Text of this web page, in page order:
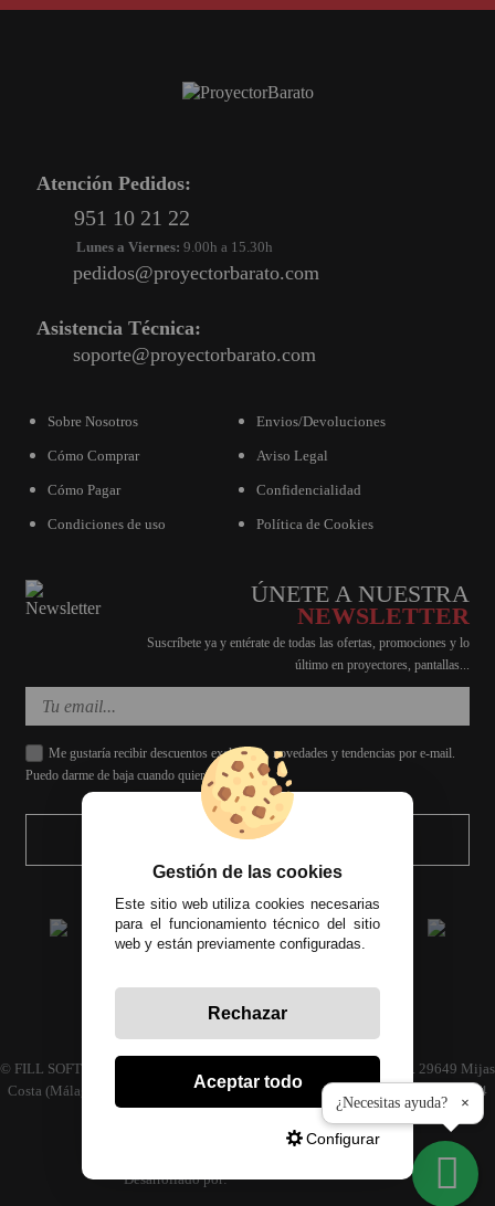
Atención Pedidos:
951 10 21 22
Lunes a Viernes: 9.00h a 15.30h
pedidos@proyectorbarato.com
Asistencia Técnica:
soporte@proyectorbarato.com
Sobre Nosotros
Cómo Comprar
Cómo Pagar
Condiciones de uso
Envios/Devoluciones
Aviso Legal
Confidencialidad
Política de Cookies
ÚNETE A NUESTRA
NEWSLETTER
Suscríbete ya y entérate de todas las ofertas, promociones y lo
último en proyectores, pantallas...
Me gustaría recibir descuentos exclusivos, novedades y tendencias por e-mail.
Puedo darme de baja cuando quiera.
ENVIAR
Desarrollado por:
© FILL SOFT S.L., CIF: B93024339 C/ Archidona naves 30 y 32, C.P. 29649 Mijas
Costa (Málaga) | Empresa inscrita en el registro mercantil tomo 4686 Libro 3594
folio 110
¿Necesitas ayuda? ×
Gestión de las cookies
Este sitio web utiliza cookies necesarias
para el funcionamiento técnico del sitio
web y están previamente configuradas.
Rechazar
Aceptar todo
Configurar